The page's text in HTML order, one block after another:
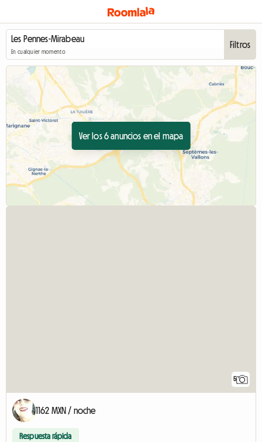
En cualquier momento
Filtros
Ver los 6 anuncios en el mapa
5
1162 MXN / noche
Respuesta rápida